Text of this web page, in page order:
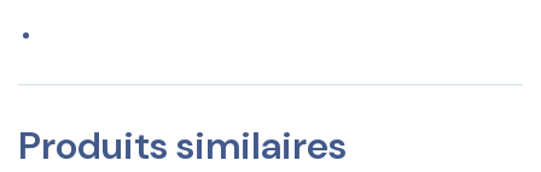
Produits similaires